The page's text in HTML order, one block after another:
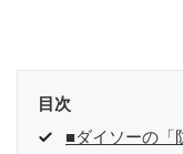
目次
■ダイソーの「